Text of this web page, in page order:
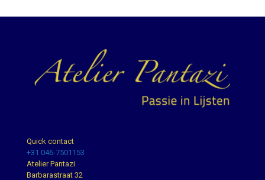
Quick contact
+31 046-7501153
Atelier Pantazi
Barbarastraat 32